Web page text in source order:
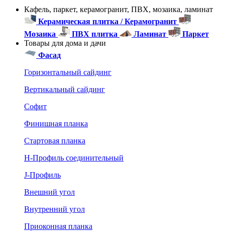
Кафель, паркет, керамогранит, ПВХ, мозаика, ламинат
Керамическая плитка / Керамогранит
Мозаика
ПВХ плитка Ламинат
Паркет
Товары для дома и дачи
Фасад
Горизонтальный сайдинг
Вертикальный сайдинг
Софит
Финишная планка
Стартовая планка
Н-Профиль соединительный
J-Профиль
Внешний угол
Внутренний угол
Приоконная планка